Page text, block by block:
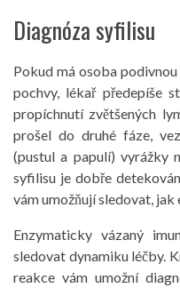
Diagnóza syfilisu
Pokud má osoba
pochvy, lékař předepíše
propíchnutí zvětšených
prošel do druhé fáze,
(pustul a papulí) vyrážky
syfilisu je dobře
vám umožňují sledovat,
Enzymaticky vázaný
sledovat dynamiku léčby.
reakce vám umožní